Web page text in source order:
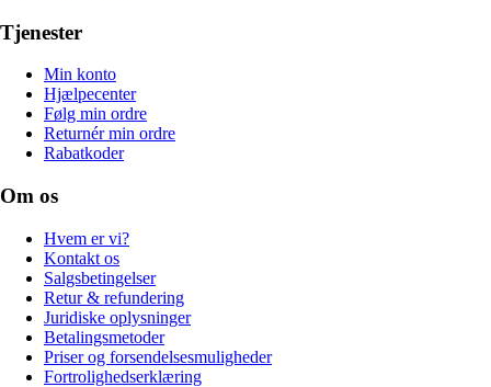
Tjenester
Min konto
Hjælpecenter
Følg min ordre
Returnér min ordre
Rabatkoder
Om os
Hvem er vi?
Kontakt os
Salgsbetingelser
Retur & refundering
Juridiske oplysninger
Betalingsmetoder
Priser og forsendelsesmuligheder
Fortrolighedserklæring